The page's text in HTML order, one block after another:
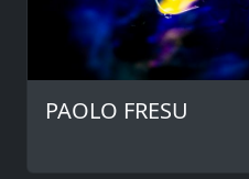
PAOLO FRESU